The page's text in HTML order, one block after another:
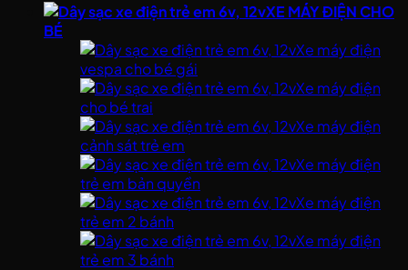
XE MÁY ĐIỆN CHO
BÉ
Xe máy điện
vespa cho bé gái
Xe máy điện
cho bé trai
Xe máy điện
cảnh sát trẻ em
Xe máy điện
trẻ em bản quyền
Xe máy điện
trẻ em 2 bánh
Xe máy điện
trẻ em 3 bánh